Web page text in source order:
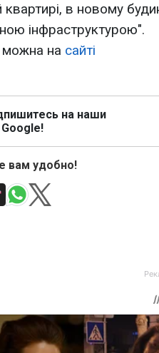
в новому
інфраструктурою".
можна на сайті
на наши
вам удобно!